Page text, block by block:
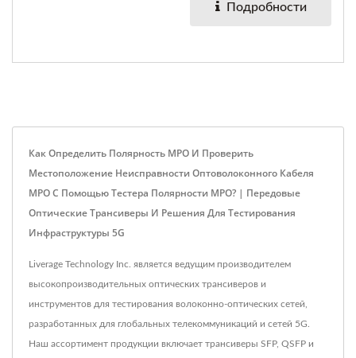
Подробности
Как Определить Полярность MPO И Проверить
Местоположение Неисправности Оптоволоконного Кабеля
MPO С Помощью Тестера Полярности MPO? | Передовые
Оптические Трансиверы И Решения Для Тестирования
Инфраструктуры 5G
Liverage Technology Inc. является ведущим производителем
высокопроизводительных оптических трансиверов и
инструментов для тестирования волоконно-оптических сетей,
разработанных для глобальных телекоммуникаций и сетей 5G.
Наш ассортимент продукции включает трансиверы SFP, QSFP и